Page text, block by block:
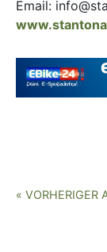
Email:
« VORHERIGER